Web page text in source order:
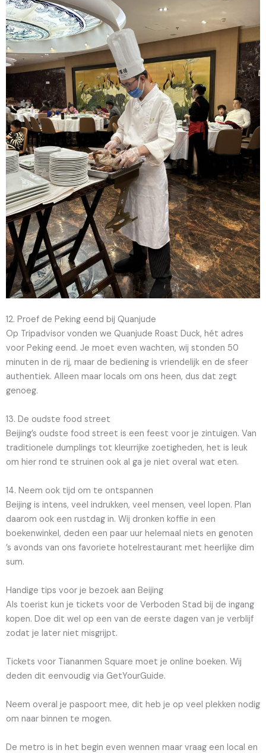
12. Proef de Peking eend bij Quanjude
Op Tripadvisor vonden we Quanjude Roast Duck, hét adres
voor Peking eend. Je moet even wachten, wij stonden 50
minuten in de rij, maar de bediening is vriendelijk en de sfeer
authentiek. Alleen maar locals om ons heen, dus dat zegt
genoeg.
13. De oudste food street
Beijing’s oudste food street is een feest voor je zintuigen. Van
traditionele dumplings tot kleurrijke zoetigheden, het is leuk
om hier rond te struinen ook al ga je niet overal wat eten.
14. Neem ook tijd om te ontspannen
Beijing is intens, veel indrukken, veel mensen, veel lopen. Plan
daarom ook een rustdag in. Wij dronken koffie in een
boekenwinkel, deden een paar uur helemaal niets en genoten
’s avonds van ons favoriete hotelrestaurant met heerlijke dim
sum.
Handige tips voor je bezoek aan Beijing
Als toerist kun je tickets voor de Verboden Stad bij de ingang
kopen. Doe dit wel op een van de eerste dagen van je verblijf
zodat je later niet misgrijpt.
Tickets voor Tiananmen Square moet je online boeken. Wij
deden dit eenvoudig via GetYourGuide.
Neem overal je paspoort mee, dit heb je op veel plekken nodig
om naar binnen te mogen.
De metro is in het begin even wennen maar vraag een local en